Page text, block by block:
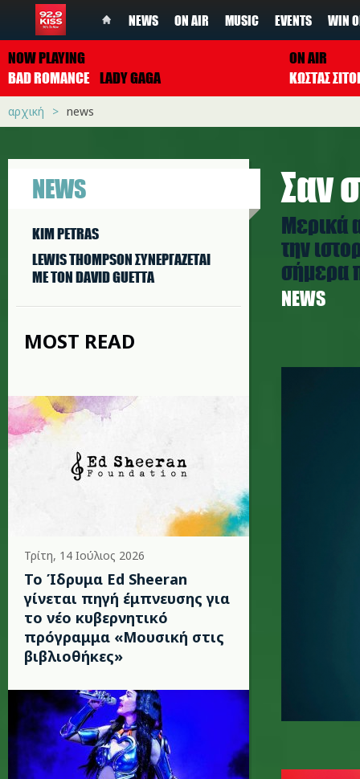
NEWS ON AIR MUSIC EVENTS WIN
NOW PLAYING
BAD ROMANCE LADY GAGA
ON AIR
ΚΩΣΤΑΣ
αρχική news
NEWS
KIM PETRAS
LEWIS THOMPSON ΣΥΝΕΡΓAΖΕΤΑΙ
ΜΕ ΤΟΝ DAVID GUETTA
MOST READ
Τρίτη, 14 Ιούλιος 2026
Το Ίδρυμα Ed Sheeran
γίνεται πηγή έμπνευσης για
το νέο κυβερνητικό
πρόγραμμα «Μουσική στις
βιβλιοθήκες»
Σαν
Μερικά
την
σήμερα
NEWS
ed-